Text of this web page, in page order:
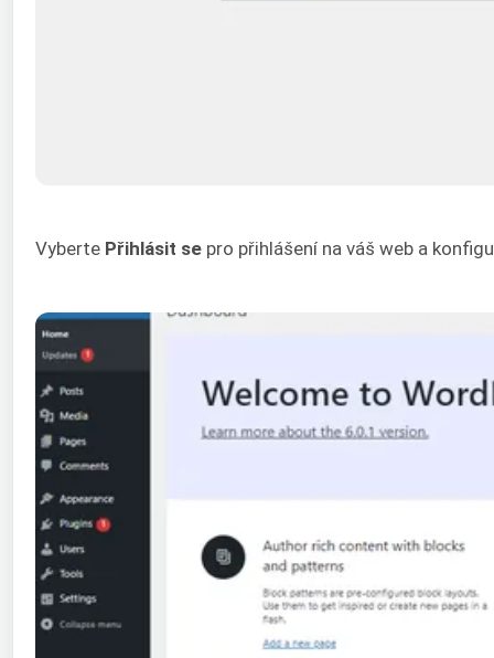
Vyberte Přihlásit se pro přihlášení na váš web a